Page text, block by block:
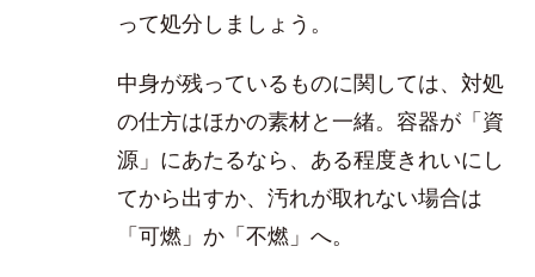
って処分しましょう。
中身が残っているものに関しては、対処
の仕方はほかの素材と一緒。容器が「資
源」にあたるなら、ある程度きれいにし
てから出すか、汚れが取れない場合は
「可燃」か「不燃」へ。